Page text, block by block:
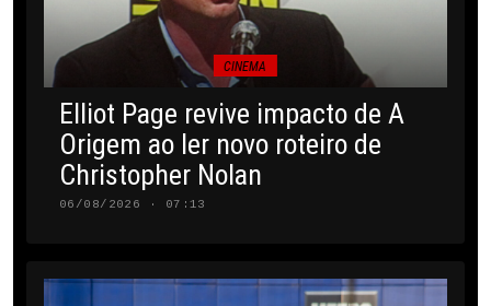
CINEMA
Elliot Page revive impacto de A
Origem ao ler novo roteiro de
Christopher Nolan
06/08/2026 · 07:13